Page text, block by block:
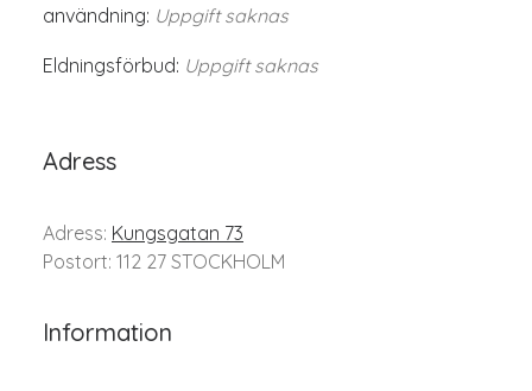
användning: Uppgift saknas
Eldningsförbud: Uppgift saknas
Adress
Adress: Kungsgatan 73
Postort: 112 27 STOCKHOLM
Information